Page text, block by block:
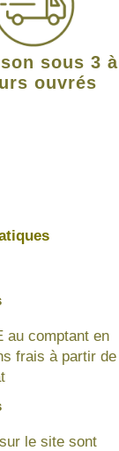
sous 3 à
ouvrés
au comptant en
frais à partir de
le site sont